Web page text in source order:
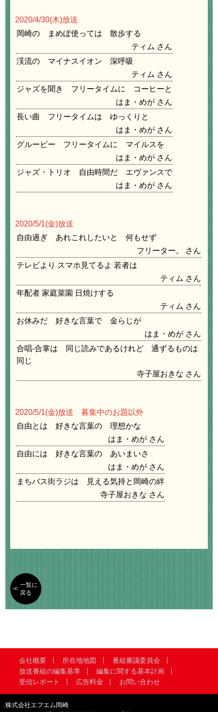
2020/4/30(木)放送
岡崎の まめぽ使っては 散歩する
ティム
渓流の マイナスイオン 深呼吸
ティム
ジャズを聞き フリータイムに コーヒーと
はま・めが
長い曲 フリータイムは ゆっくりと
はま・めが
グルービー フリータイムに マイルスを
はま・めが
ジャズ・トリオ 自由時間だ エヴァンスで
はま・めが
2020/5/1(金)放送
自由過ぎ あれこれしたいと 何もせず
フリーター。
テレビより スマホ見てるよ 若者は
ティム
年配者 家庭菜園 日焼けする
ティム
お休みだ 好きな言葉で 金らじが
はま・めが
合唱-合掌は 同じ読みであるけれど 通ずるものは
同じ
寺子屋おきな
2020/5/1(金)放送 募集中のお題以外
自由とは 好きな言葉の 理想かな
はま・めが
自由には 好きな言葉の あいまいさ
はま・めが
まちバス街ラジは 見える気持と岡崎の絆
寺子屋おきな
一覧に
戻る
会社概要 所在地地図
番組審議委員会
放送番組の編集基準
編集に関する基本計画
受信レポート
広告料金 お問い合わせ
株式会社エフエム岡崎